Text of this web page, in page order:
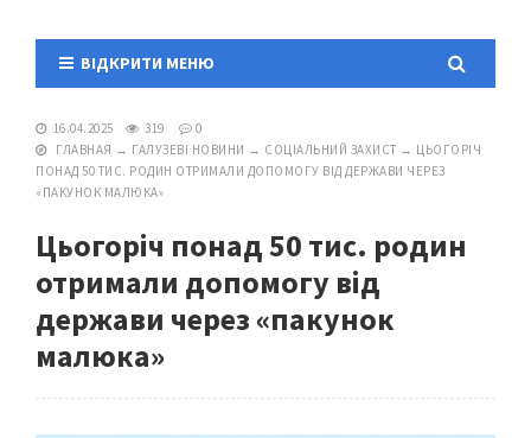
ВІДКРИТИ МЕНЮ
16.04.2025 319
0
ГЛАВНАЯ → ГАЛУЗЕВІ НОВИНИ → СОЦІАЛЬНИЙ ЗАХИСТ → ЦЬОГОРІЧ
ПОНАД 50 ТИС. РОДИН ОТРИМАЛИ ДОПОМОГУ ВІД ДЕРЖАВИ ЧЕРЕЗ
«ПАКУНОК МАЛЮКА»
Цьогоріч понад 50 тис. родин
отримали допомогу від
держави через «пакунок
малюка»